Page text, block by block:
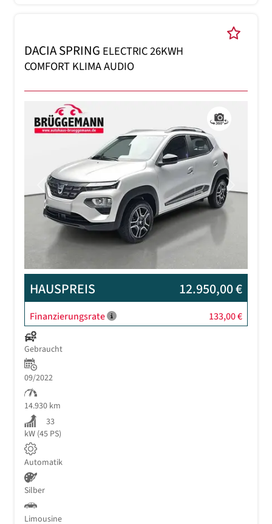
DACIA SPRING ELECTRIC 26KWH
COMFORT KLIMA AUDIO
Previous Next
HAUSPREIS 12.950,00 €
Finanzierungsrate 133,00 €
Gebraucht
09/2022
14.930 km
33
kW (45 PS)
Automatik
Silber
Limousine